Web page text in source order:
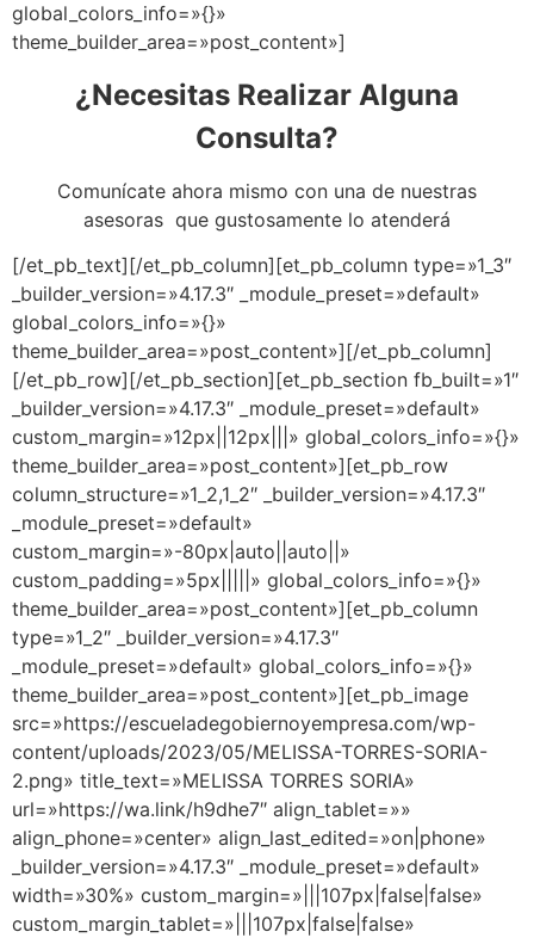
global_colors_info=»{}»
theme_builder_area=»post_content»]
¿Necesitas Realizar Alguna
Consulta?
Comunícate ahora mismo con una de nuestras
asesoras que gustosamente lo atenderá
[/et_pb_text][/et_pb_column][et_pb_column type=»1_3″
_builder_version=»4.17.3″ _module_preset=»default»
global_colors_info=»{}»
theme_builder_area=»post_content»][/et_pb_column]
[/et_pb_row][/et_pb_section][et_pb_section fb_built=»1″
_builder_version=»4.17.3″ _module_preset=»default»
custom_margin=»12px||12px|||» global_colors_info=»{}»
theme_builder_area=»post_content»][et_pb_row
column_structure=»1_2,1_2″ _builder_version=»4.17.3″
_module_preset=»default»
custom_margin=»-80px|auto||auto||»
custom_padding=»5px|||||» global_colors_info=»{}»
theme_builder_area=»post_content»][et_pb_column
type=»1_2″ _builder_version=»4.17.3″
_module_preset=»default» global_colors_info=»{}»
theme_builder_area=»post_content»][et_pb_image
src=»https://escueladegobiernoyempresa.com/wp-
content/uploads/2023/05/MELISSA-TORRES-SORIA-
2.png» title_text=»MELISSA TORRES SORIA»
url=»https://wa.link/h9dhe7″ align_tablet=»»
align_phone=»center» align_last_edited=»on|phone»
_builder_version=»4.17.3″ _module_preset=»default»
width=»30%» custom_margin=»|||107px|false|false»
custom_margin_tablet=»|||107px|false|false»